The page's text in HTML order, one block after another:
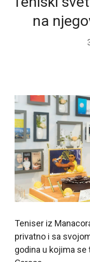
na
Teniser iz
privatno i sa
godina u kojima se